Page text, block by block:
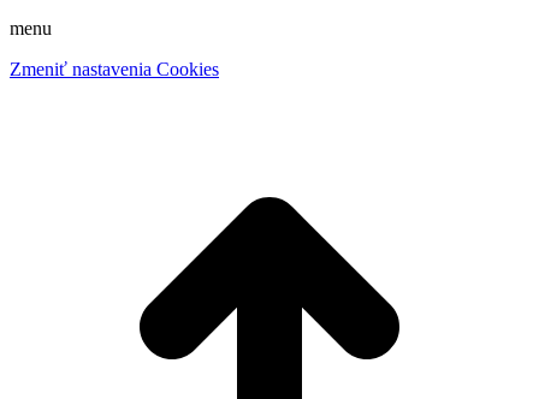
menu
Zmeniť nastavenia Cookies